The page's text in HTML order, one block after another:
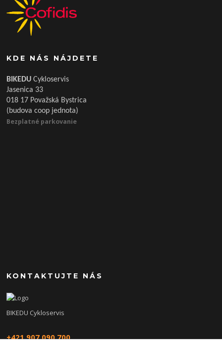
KDE NÁS NÁJDETE
BIKEDUCykloservis
Jasenica 33
018 17 Považská Bystrica
(budova coop jednota)
Bezplatné parkovanie
KONTAKTUJTE NÁS
BIKEDU Cykloservis
+421 907 090 700